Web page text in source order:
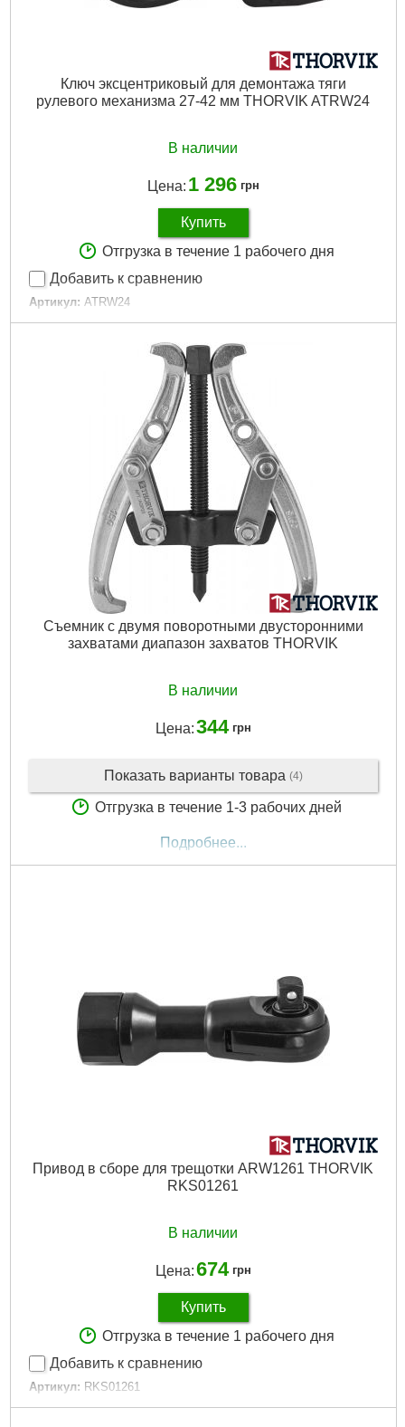
Ключ эксцентриковый для демонтажа тяги
рулевого механизма 27-42 мм THORVIK ATRW24
В наличии
Цена: 1 296 грн
Купить
Отгрузка в течение 1 рабочего дня
Добавить к сравнению
Артикул: ATRW24
Код товара: 22.59.88
Подробнее...
Съемник с двумя поворотными двусторонними
захватами диапазон захватов THORVIK
В наличии
Цена:344 грн
Показать варианты товара (4)
Отгрузка в течение 1-3 рабочих дней
Подробнее...
Привод в сборе для трещотки ARW1261 THORVIK
RKS01261
В наличии
Цена:674 грн
Купить
Отгрузка в течение 1 рабочего дня
Добавить к сравнению
Артикул: RKS01261
Код товара: 22.60.18